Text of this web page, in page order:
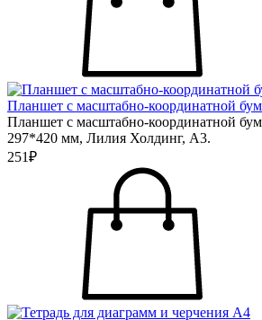
Планшет с масштабно-координатной
Планшет с масштабно-координатной
297*420 мм, Лилия Холдинг, А3.
251₽